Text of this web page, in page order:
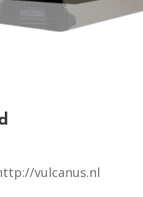
vulcanus.nl